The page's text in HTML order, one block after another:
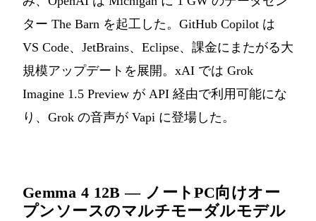
ター The Barn を起工した。GitHub Copilot は
VS Code、JetBrains、Eclipse、課金にまたがる大
規模アップデートを展開。xAI では Grok
Imagine 1.5 Preview が API 経由で利用可能にな
り、Grok の音声が Vapi に登場した。
Gemma 4 12B — ノートPC向けオー
プンソースのマルチモーダルモデル